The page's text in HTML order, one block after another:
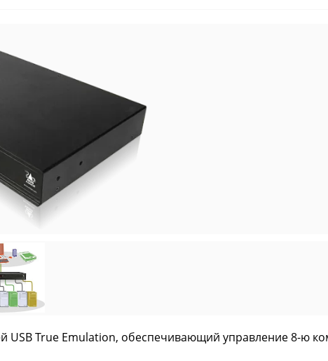
USB True Emulation, обеспечивающий управление 8-ю